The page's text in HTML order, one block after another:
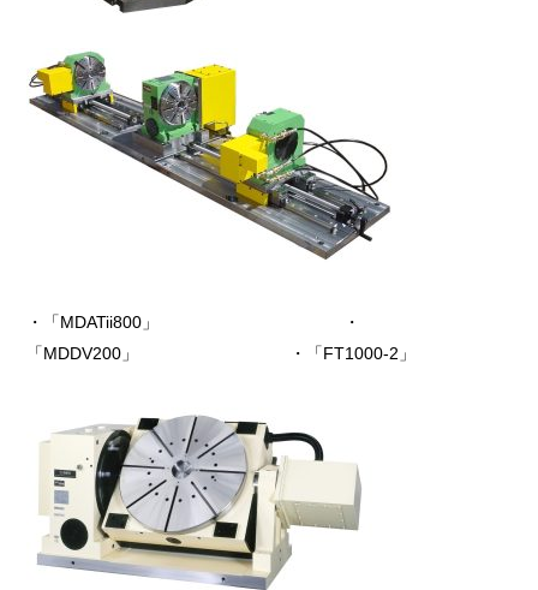
・「MDATii800」 ・
「MDDV200」 ・「FT1000-2」